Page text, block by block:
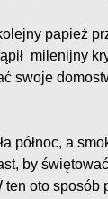
papież
milenijny
swoje
północ, a
by
oto sposób